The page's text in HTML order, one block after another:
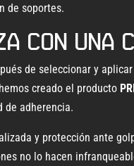
de soportes.
con una
de seleccionar y
creado el producto
de adherencia.
y protección ante
no lo hacen